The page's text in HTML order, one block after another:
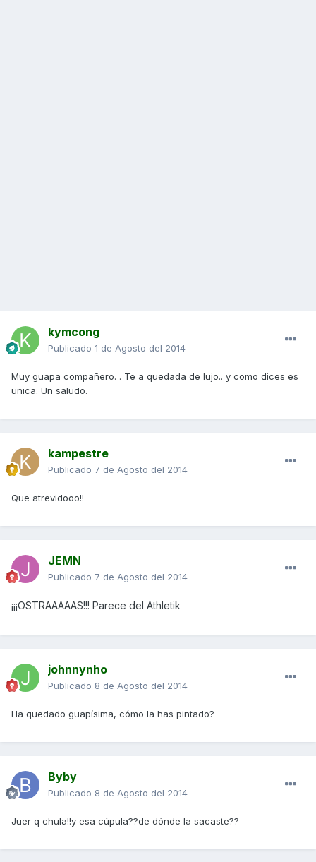
kymcong
Publicado 1 de Agosto del 2014
Muy guapa compañero. . Te a quedada de lujo.. y como dices es
unica. Un saludo.
kampestre
Publicado 7 de Agosto del 2014
Que atrevidooo!!
JEMN
Publicado 7 de Agosto del 2014
¡¡¡OSTRAAAAAS!!! Parece del Athletik
johnnynho
Publicado 8 de Agosto del 2014
Ha quedado guapísima, cómo la has pintado?
Byby
Publicado 8 de Agosto del 2014
Juer q chula!!y esa cúpula??de dónde la sacaste??